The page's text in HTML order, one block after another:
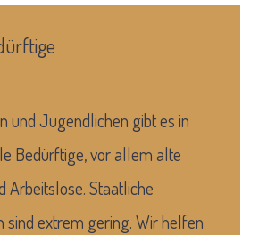
und Jugendlichen gibt es in
Bedürftige, vor allem alte
Arbeitslose. Staatliche
sind extrem gering. Wir helfen